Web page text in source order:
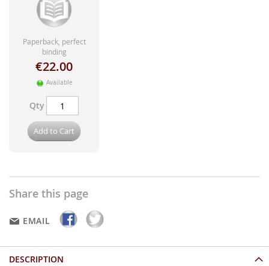
Paperback, perfect
binding
€22.00
Available
Qty
Add to Cart
Share this page
EMAIL
DESCRIPTION